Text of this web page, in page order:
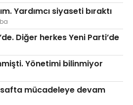
Yardımcı siyaseti bıraktı
Diğer herkes Yeni Parti’de
Yönetimi bilinmiyor
safta mücadeleye devam